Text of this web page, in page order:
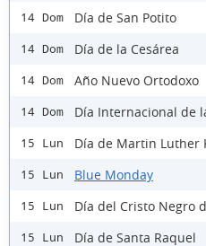
14 Dom Día de San Potito
14 Dom Día de la Cesárea
14 Dom Año Nuevo Ortodoxo
14 Dom Día Internacional de
15 Lun Día de Martin Luther
15 Lun Blue Monday
15 Lun Día del Cristo Negro
15 Lun Día de Santa Raquel